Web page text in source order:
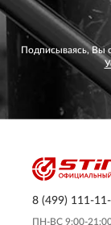
Подписываясь, Вы
8 (499) 111-11-
ПН-ВС 9:00-